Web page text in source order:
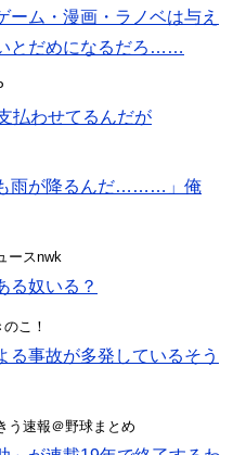
ーム・漫画・ラノベは与え
とだめになるだろ……
払わせてるんだが
雨が降るんだ………」俺
ースnwk
る奴いる？
こ！
る事故が多発しているそう
う速報＠野球まとめ